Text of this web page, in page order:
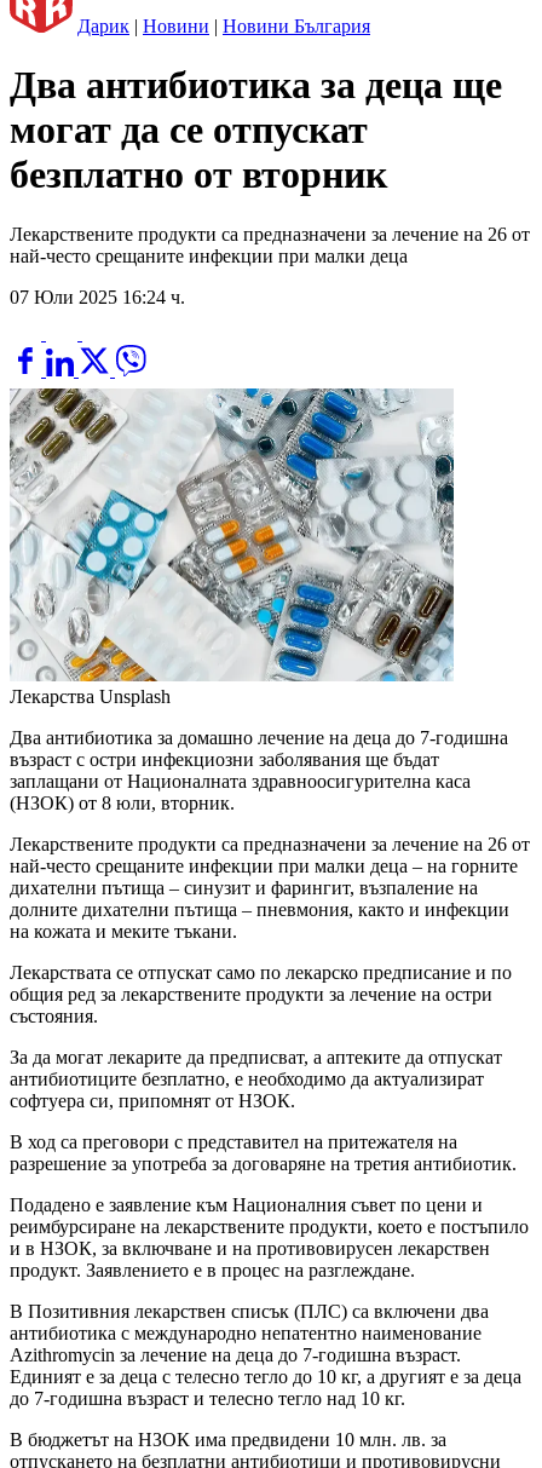
Дарик | Новини | Новини България
Два антибиотика за деца ще
могат да се отпускат
безплатно от вторник
Лекарствените продукти са предназначени за лечение на 26 от
най-често срещаните инфекции при малки деца
07 Юли 2025 16:24 ч.
Лекарства Unsplash
Два антибиотика за домашно лечение на деца до 7-годишна
възраст с остри инфекциозни заболявания ще бъдат
заплащани от Националната здравноосигурителна каса
(НЗОК) от 8 юли, вторник.
Лекарствените продукти са предназначени за лечение на 26 от
най-често срещаните инфекции при малки деца – на горните
дихателни пътища – синузит и фарингит, възпаление на
долните дихателни пътища – пневмония, както и инфекции
на кожата и меките тъкани.
Лекарствата се отпускат само по лекарско предписание и по
общия ред за лекарствените продукти за лечение на остри
състояния.
За да могат лекарите да предписват, а аптеките да отпускат
антибиотиците безплатно, е необходимо да актуализират
софтуера си, припомнят от НЗОК.
В ход са преговори с представител на притежателя на
разрешение за употреба за договаряне на третия антибиотик.
Подадено е заявление към Националния съвет по цени и
реимбурсиране на лекарствените продукти, което е постъпило
и в НЗОК, за включване и на противовирусен лекарствен
продукт. Заявлението е в процес на разглеждане.
В Позитивния лекарствен списък (ПЛС) са включени два
антибиотика с международно непатентно наименование
Azithromycin за лечение на деца до 7-годишна възраст.
Единият е за деца с телесно тегло до 10 кг, а другият е за деца
до 7-годишна възраст и телесно тегло над 10 кг.
В бюджетът на НЗОК има предвидени 10 млн. лв. за
отпускането на безплатни антибиотици и противовирусни